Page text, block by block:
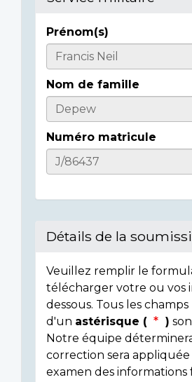
Casualty
Details
Prénom(s)
Nom de famille
Numéro matricule
Détails de la
Veuillez remplir le
télécharger votre ou vos
dessous. Tous les
d'un astérisque ( )
Notre équipe
correction sera appliquée
examen des informations